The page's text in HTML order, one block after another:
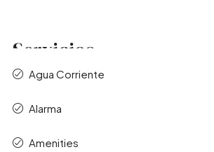
Servicios
Agua Corriente
Alarma
Amenities